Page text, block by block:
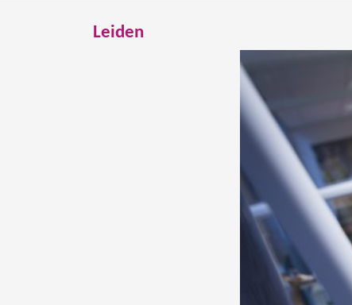
Leiden